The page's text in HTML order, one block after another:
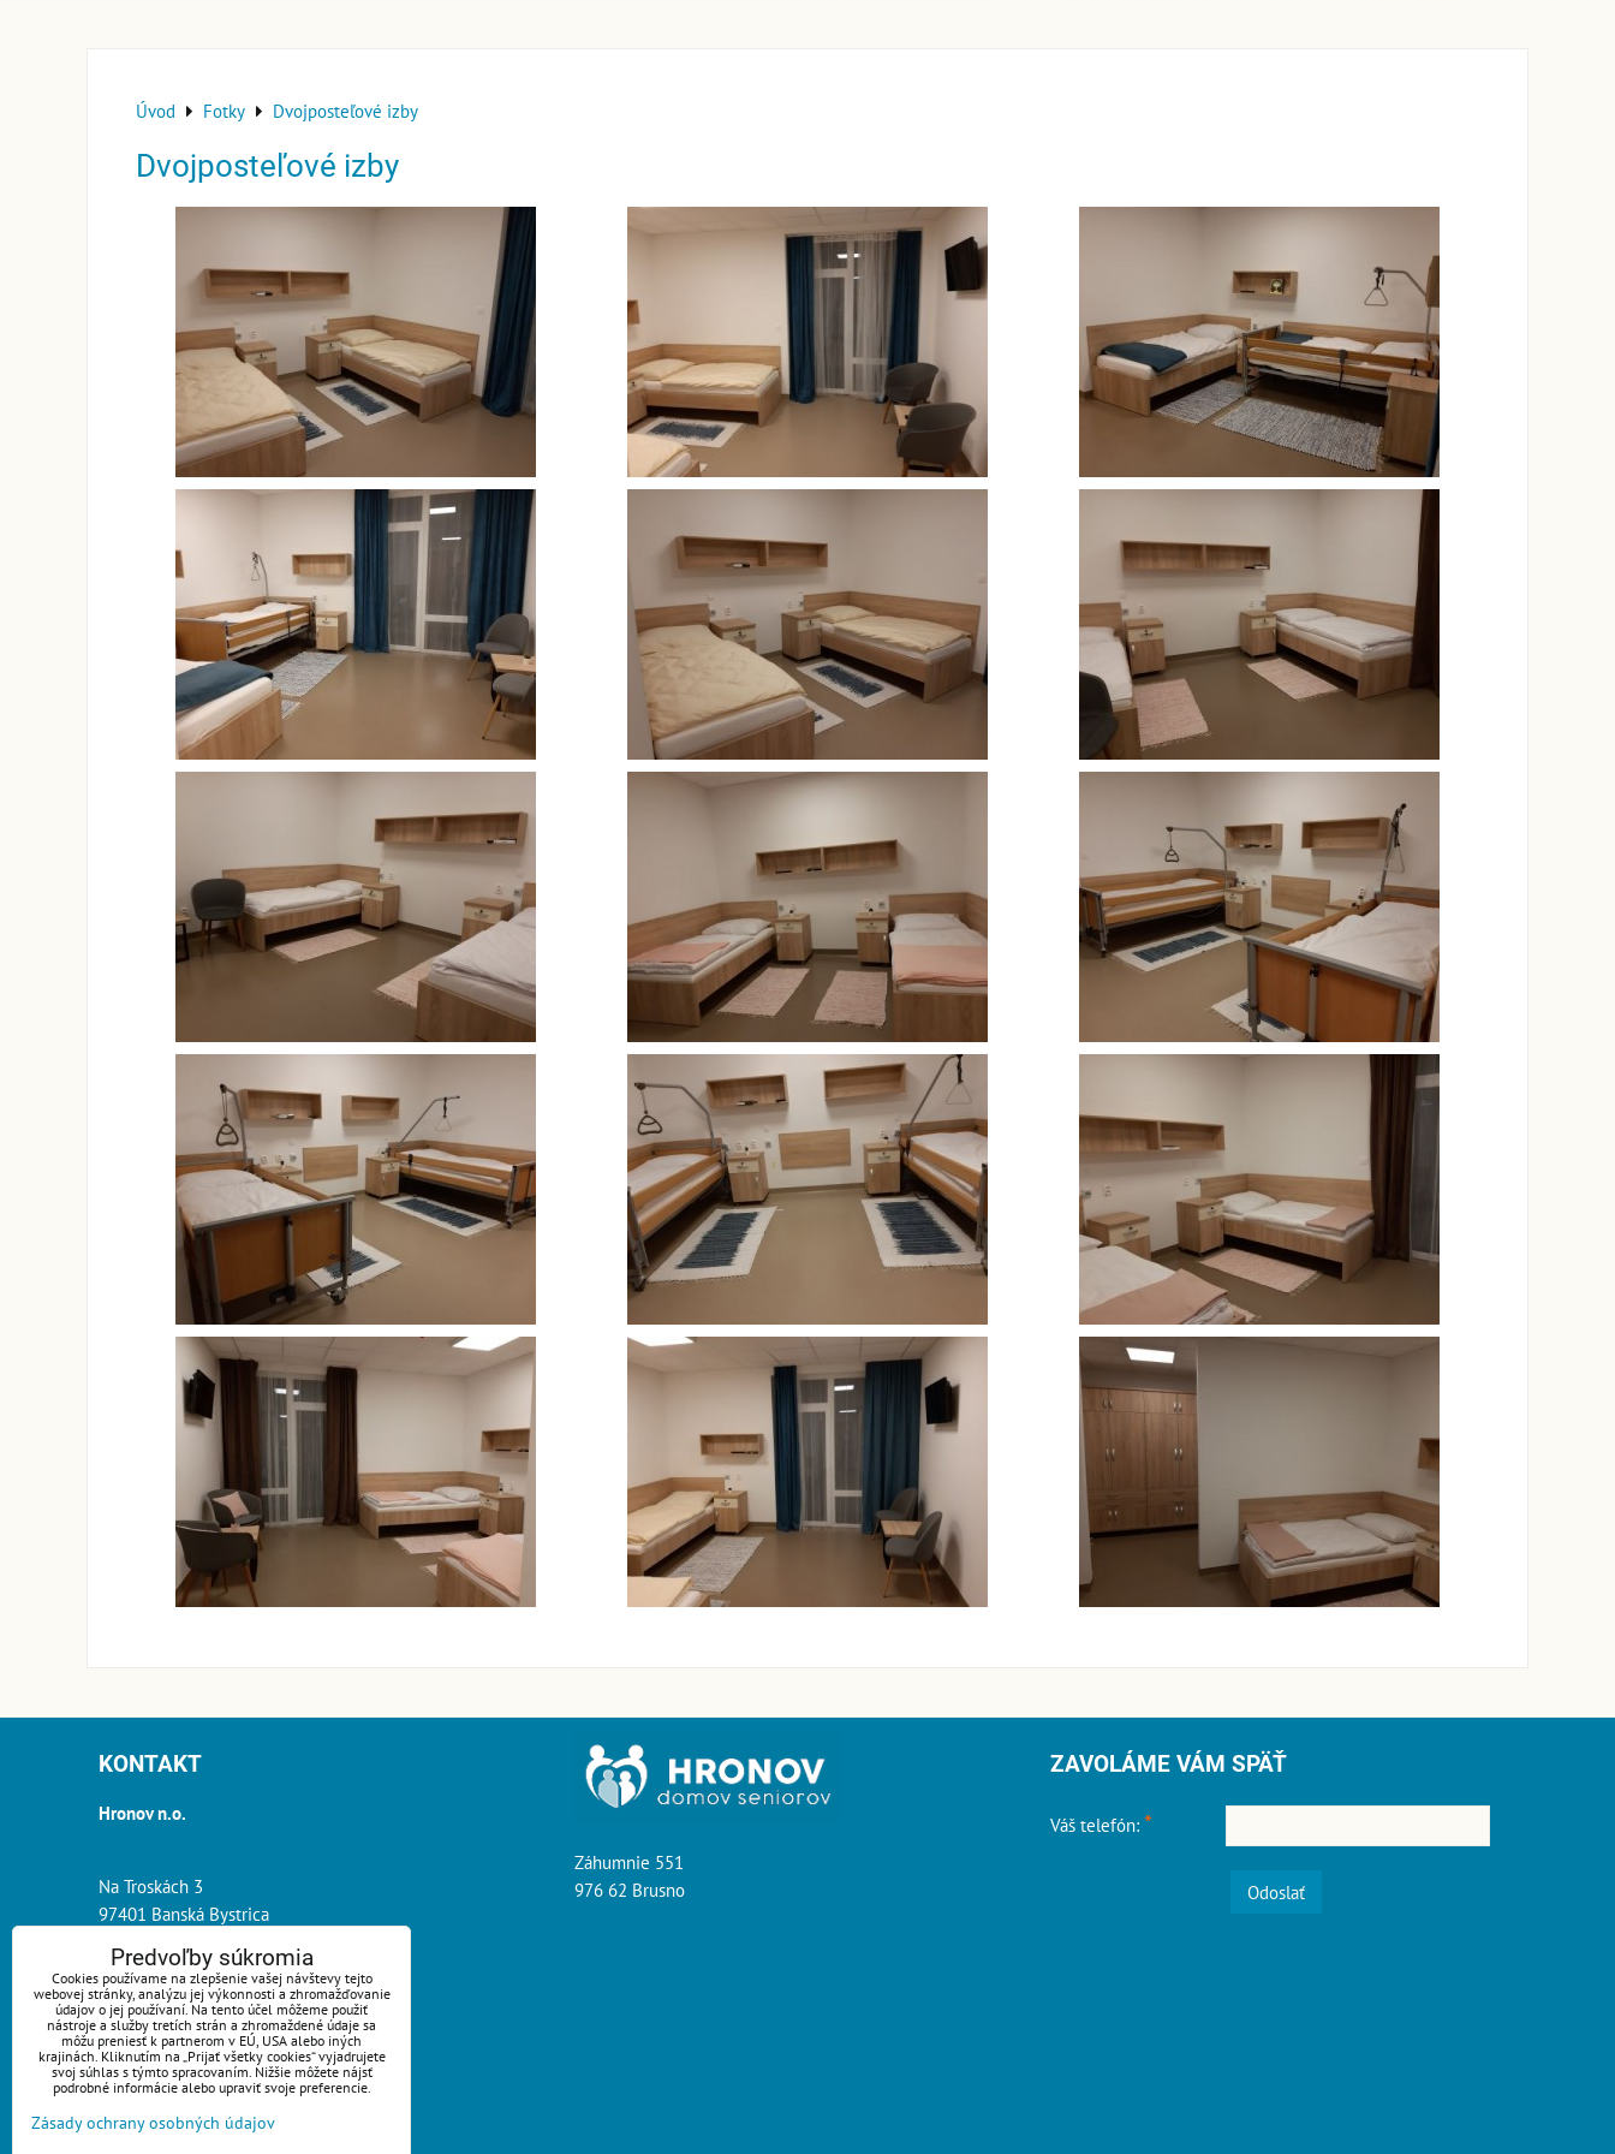
Úvod Fotky Dvojposteľové izby
Dvojposteľové izby
KONTAKT
Hronov n.o.
Na Troskách 3
97401 Banská Bystrica
tel.:0918 261 900
e-mail:info@hronov.sk
Záhumnie 551
976 62 Brusno
ZAVOLÁME VÁM SPÄŤ
Váš telefón: *
Odoslať
Predvoľby súkromia
Cookies používame na zlepšenie vašej návštevy tejto
webovej stránky, analýzu jej výkonnosti a zhromažďovanie
údajov o jej používaní. Na tento účel môžeme použiť
nástroje a služby tretích strán a zhromaždené údaje sa
môžu preniesť k partnerom v EÚ, USA alebo iných
krajinách. Kliknutím na „Prijať všetky cookies“ vyjadrujete
svoj súhlas s týmto spracovaním. Nižšie môžete nájsť
podrobné informácie alebo upraviť svoje preferencie.
Zásady ochrany osobných údajov